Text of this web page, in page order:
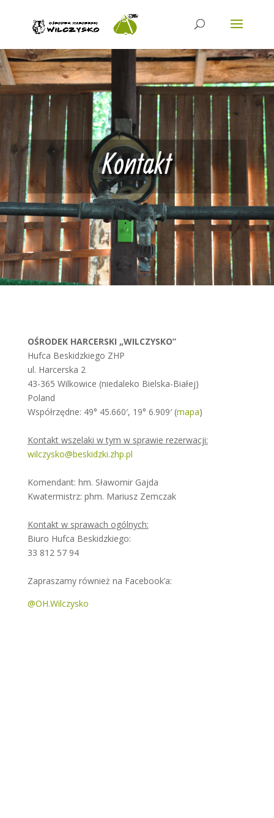
Kontakt
OŚRODEK HARCERSKI „WILCZYSKO”
Hufca Beskidzkiego ZHP
ul. Harcerska 2
43-365 Wilkowice (niedaleko Bielska-Białej)
Poland
Współrzędne: 49° 45.660′, 19° 6.909′ (mapa)
Kontakt wszelaki w tym w sprawie rezerwacji:
wilczysko@beskidzki.zhp.pl
Komendant: hm. Sławomir Gajda
Kwatermistrz: phm. Mariusz Zemczak
Kontakt w sprawach ogólnych:
Biuro Hufca Beskidzkiego:
33 812 57 94
Zapraszamy również na Facebook’a:
@OH.Wilczysko